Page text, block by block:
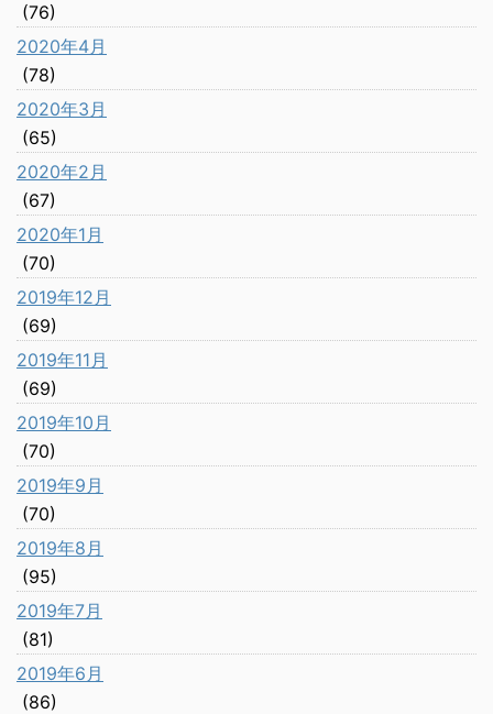
(76)
2020年4月
(78)
2020年3月
(65)
2020年2月
(67)
2020年1月
(70)
2019年12月
(69)
2019年11月
(69)
2019年10月
(70)
2019年9月
(70)
2019年8月
(95)
2019年7月
(81)
2019年6月
(86)